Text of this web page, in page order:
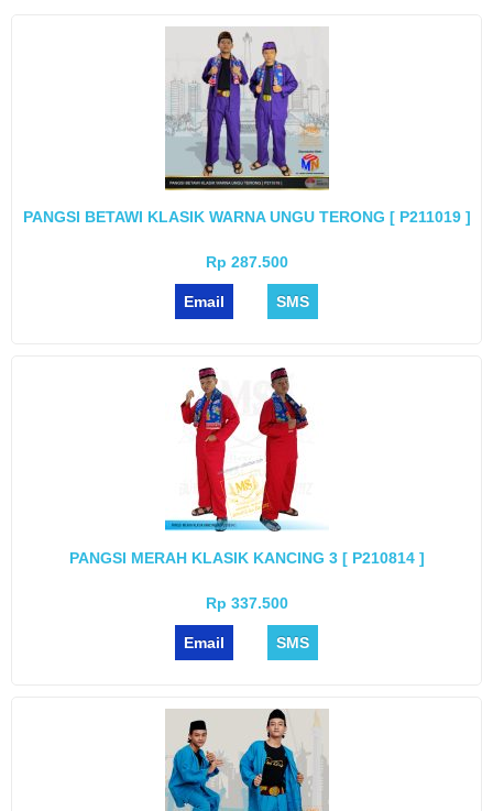
PANGSI BETAWI KLASIK WARNA UNGU TERONG [ P211019 ]
Rp 287.500
Email SMS
PANGSI MERAH KLASIK KANCING 3 [ P210814 ]
Rp 337.500
Email SMS